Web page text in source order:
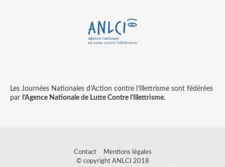
Les Journées Nationales d’Action contre l’Illettrisme sont fédérées
par l’Agence Nationale de Lutte Contre l’Illettrisme.
Contact
Mentions légales
© copyright ANLCI 2018